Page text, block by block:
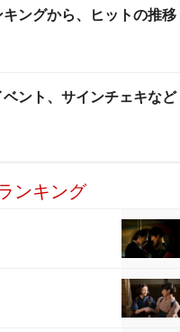
ングから、ヒットの推移
ント、サインチェキなど
ンキング